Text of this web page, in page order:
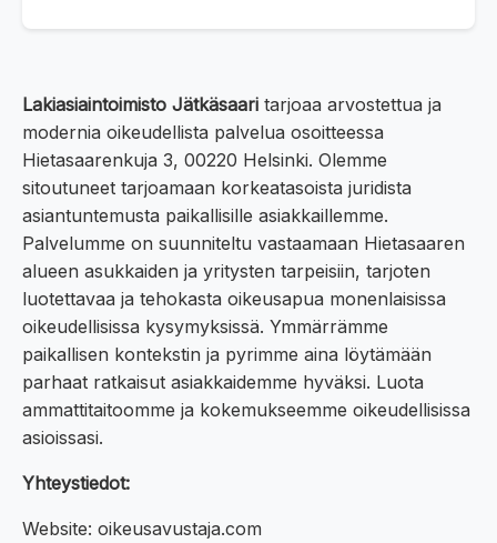
Lakiasiaintoimisto Jätkäsaari tarjoaa arvostettua ja
modernia oikeudellista palvelua osoitteessa
Hietasaarenkuja 3, 00220 Helsinki. Olemme
sitoutuneet tarjoamaan korkeatasoista juridista
asiantuntemusta paikallisille asiakkaillemme.
Palvelumme on suunniteltu vastaamaan Hietasaaren
alueen asukkaiden ja yritysten tarpeisiin, tarjoten
luotettavaa ja tehokasta oikeusapua monenlaisissa
oikeudellisissa kysymyksissä. Ymmärrämme
paikallisen kontekstin ja pyrimme aina löytämään
parhaat ratkaisut asiakkaidemme hyväksi. Luota
ammattitaitoomme ja kokemukseemme oikeudellisissa
asioissasi.
Yhteystiedot:
Website: oikeusavustaja.com